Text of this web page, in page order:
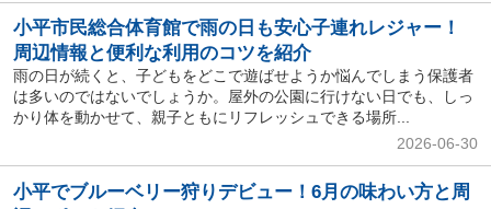
小平市民総合体育館で雨の日も安心子連れレジャー！
周辺情報と便利な利用のコツを紹介
雨の日が続くと、子どもをどこで遊ばせようか悩んでしまう保護者
は多いのではないでしょうか。屋外の公園に行けない日でも、しっ
かり体を動かせて、親子ともにリフレッシュできる場所...
2026-06-30
小平でブルーベリー狩りデビュー！6月の味わい方と周